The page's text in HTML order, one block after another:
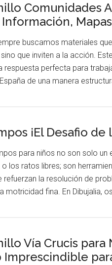
Comunidades
Información,
buscamos materiales
que inviten a la acción.
respuesta perfecta para
de una manera
¡El Desafio de
para niños no son solo un
o los ratos libres; son
refuerzan la resolución de
motricidad fina. En Dibujalia,
Vía Crucis para
Imprescindible